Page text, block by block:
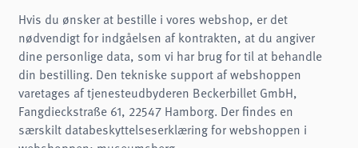
Hvis du ønsker at bestille i vores webshop, er det
nødvendigt for indgåelsen af kontrakten, at du angiver
dine personlige data, som vi har brug for til at behandle
din bestilling. Den tekniske support af webshoppen
varetages af tjenesteudbyderen Beckerbillet GmbH,
Fangdieckstraße 61, 22547 Hamborg. Der findes en
særskilt databeskyttelseserklæring for webshoppen i